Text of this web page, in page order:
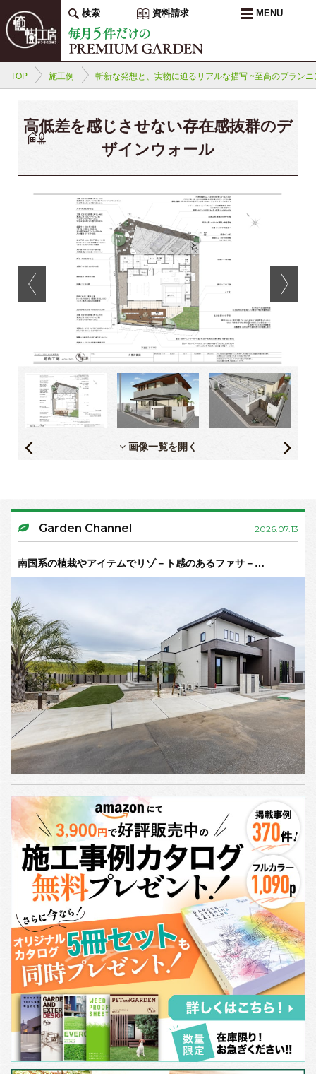
検索 資料請求 MENU
TOP 施工例 斬新な発想と、実物に迫るリアルな描写 ~至高のプラン
高低差を感じさせない存在感抜群のデ
ザインウォール
画像一覧を開く
Garden Channel 2026.07.13
南国系の植栽やアイテムでリゾ－ト感のあるファサ－…